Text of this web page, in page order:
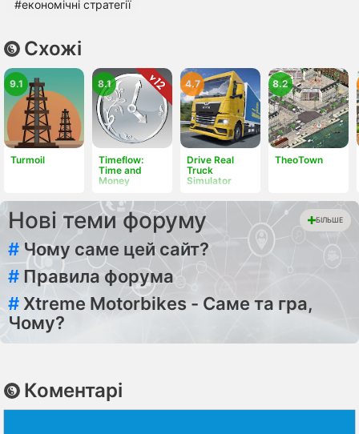
#економічні стратегії
Схожі
Turmoil
9.1
Timeflow:
Time and
Money
8.1
Drive Real
Truck
Simulator
4.7
TheoTown
8.2
Нові теми форуму БІЛЬШЕ
# Чому саме цей сайт?
# Правила форума
# Xtreme Motorbikes - Саме та гра,
Чому?
Коментарі